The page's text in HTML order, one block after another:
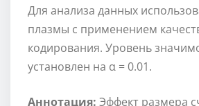
Для анализа данных
плазмы с применением
кодирования. Уровень
установлен на α = 0.01.
Аннотация: Эффект размера